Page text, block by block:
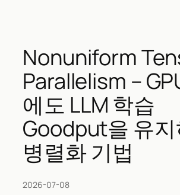
Nonuniform
Parallelism –
에도 LLM 학습
Goodput을 유
병렬화 기법
2026-07-08